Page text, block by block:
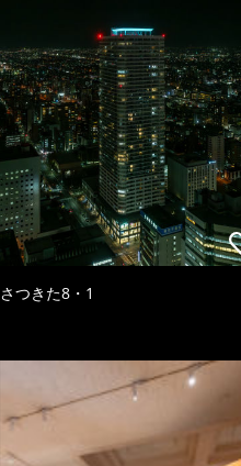
さつきた8・1